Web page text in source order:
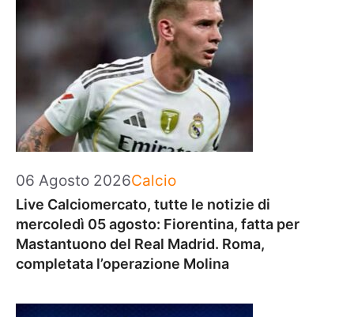
06 Agosto 2026Categorie
Calcio
Live Calciomercato, tutte le notizie di
mercoledì 05 agosto: Fiorentina, fatta per
Mastantuono del Real Madrid. Roma,
completata l’operazione Molina